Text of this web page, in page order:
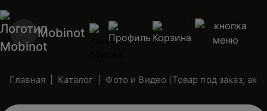
Mobinot
Главная Каталог Фото и Видео (Товар под заказ,